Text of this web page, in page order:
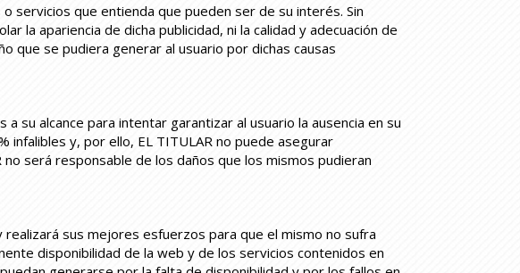
servicios que entienda que pueden ser de su interés. Sin
la apariencia de dicha publicidad, ni la calidad y adecuación de
que se pudiera generar al usuario por dichas causas
su alcance para intentar garantizar al usuario la ausencia en su
y, por ello, EL TITULAR no puede asegurar
será responsable de los daños que los mismos pudieran
sus mejores esfuerzos para que el mismo no sufra
disponibilidad de la web y de los servicios contenidos en